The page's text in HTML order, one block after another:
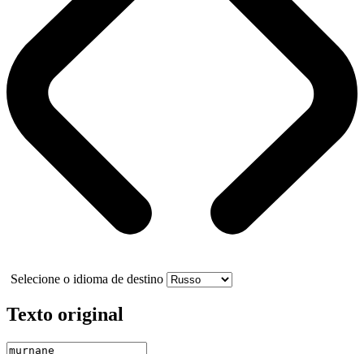
Selecione o idioma de destino
Texto original